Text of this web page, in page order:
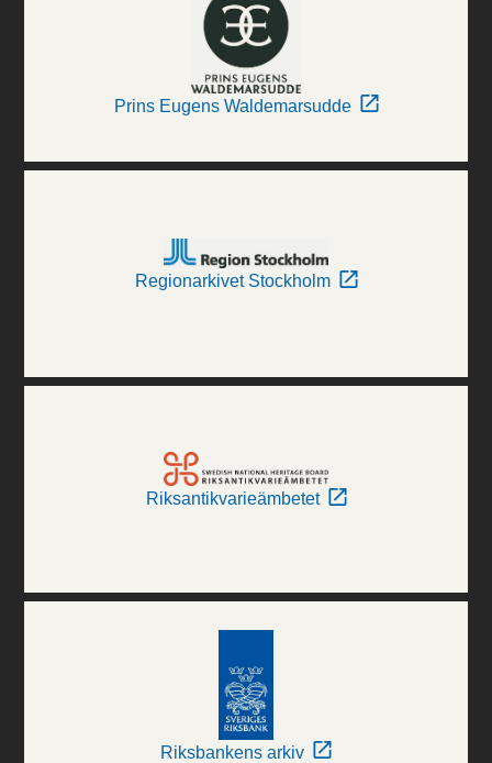
Prins Eugens Waldemarsudde
Regionarkivet Stockholm
Riksantikvarieämbetet
Riksbankens arkiv